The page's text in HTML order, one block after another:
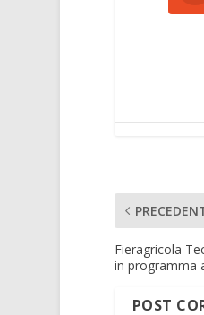
Fieragricola
in programma
POST